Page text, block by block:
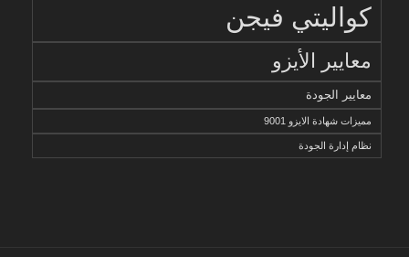
كواليتي فيجن
معايير الأيزو
معايير الجودة
مميزات شهادة الايزو 9001
نظام إدارة الجودة